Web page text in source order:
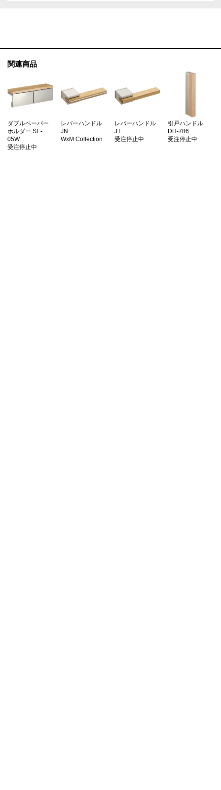
関連商品
ダブルペーパー
ホルダー SE-
05W
受注停止中
レバーハンドル
JN
WxM Collection
レバーハンドル
JT
受注停止中
引戸ハンドル
DH-786
受注停止中